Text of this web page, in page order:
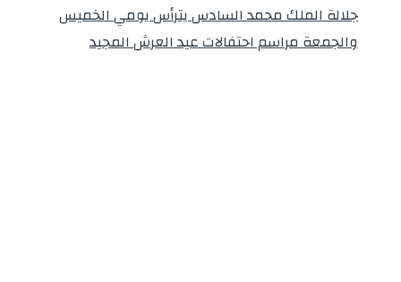
جلالة الملك محمد السادس يترأس يومي الخميس
والجمعة مراسم احتفالات عيد العرش المجيد